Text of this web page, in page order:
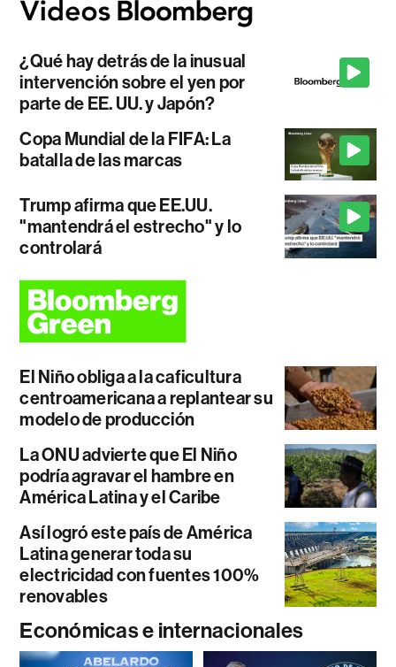
¿Qué hay detrás de la inusual
intervención sobre el yen por
parte de EE. UU. y Japón?
Copa Mundial de la FIFA: La
batalla de las marcas
Trump afirma que EE.UU.
"mantendrá el estrecho" y lo
controlará
El Niño obliga a la caficultura
centroamericana a replantear su
modelo de producción
La ONU advierte que El Niño
podría agravar el hambre en
América Latina y el Caribe
Así logró este país de América
Latina generar toda su
electricidad con fuentes 100%
renovables
Económicas e internacionales